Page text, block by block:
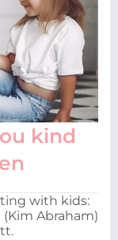
kind
with kids:
Abraham)